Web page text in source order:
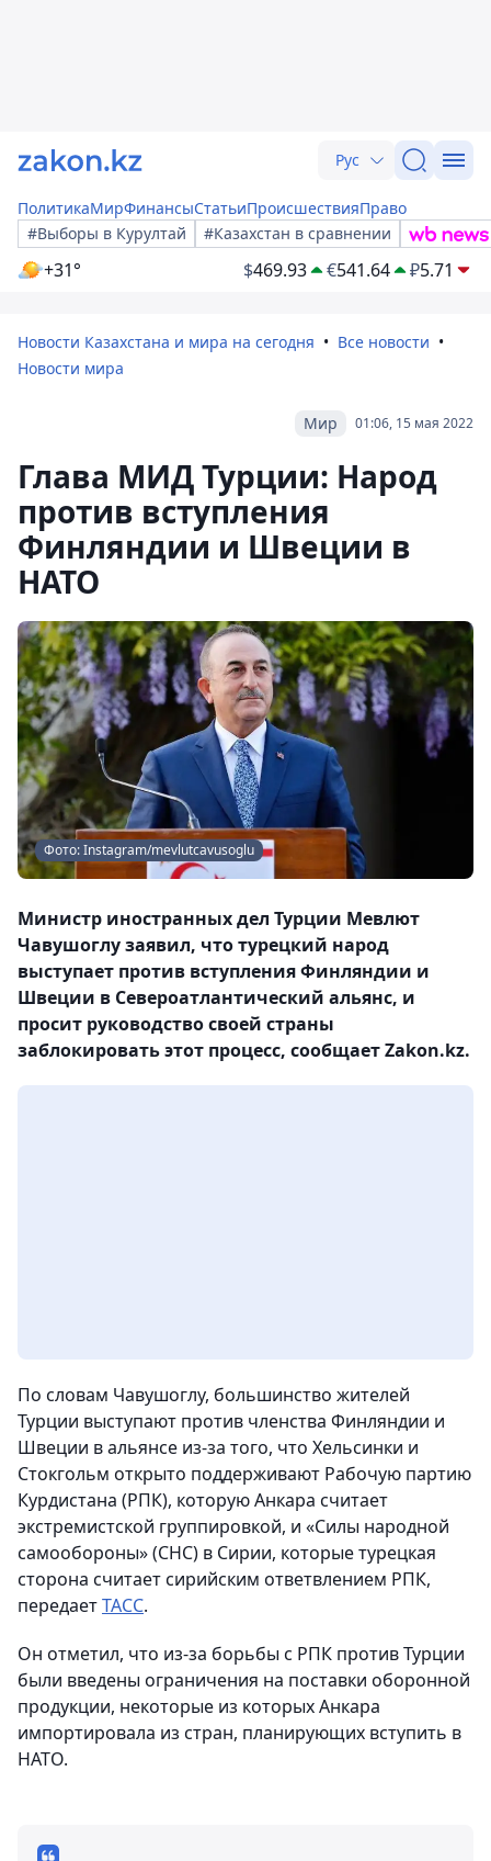
Рус
ПолитикаМирФинансыСтатьиПроисшествияПраво
#Выборы в Курултай
#Казахстан в сравнении
+31° $469.93 €541.64 ₽5.71
Новости Казахстана и мира на сегодня
Все новости
Новости мира
01:06, 15 мая 2022
Мир
Глава МИД Турции: Народ
против вступления
Финляндии и Швеции в
НАТО
Фото: Instagram/mevlutcavusoglu
Министр иностранных дел Турции Мевлют
Чавушоглу заявил, что турецкий народ
выступает против вступления Финляндии и
Швеции в Североатлантический альянс, и
просит руководство своей страны
заблокировать этот процесс, сообщает Zakon.kz.
По словам Чавушоглу, большинство жителей
Турции выступают против членства Финляндии и
Швеции в альянсе из-за того, что Хельсинки и
Стокгольм открыто поддерживают Рабочую партию
Курдистана (РПК), которую Анкара считает
экстремистской группировкой, и «Силы народной
самообороны» (СНС) в Сирии, которые турецкая
сторона считает сирийским ответвлением РПК,
передаетТАСС.
Он отметил, что из-за борьбы с РПК против Турции
были введены ограничения на поставки оборонной
продукции, некоторые из которых Анкара
импортировала из стран, планирующих вступить в
НАТО.